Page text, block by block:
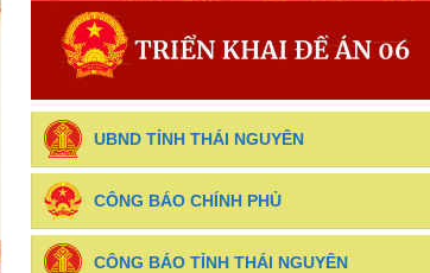
UBND TỈNH THÁI NGUYÊN
CÔNG BÁO CHÍNH PHỦ
CÔNG BÁO TỈNH THÁI NGUYÊN